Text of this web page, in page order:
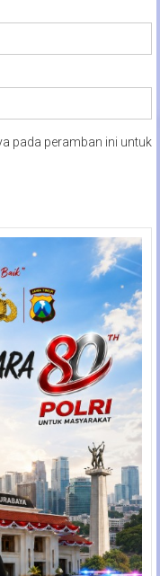
pada peramban ini untuk